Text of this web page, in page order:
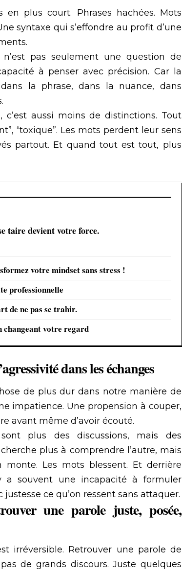
en plus court. Phrases hachées. Mots
syntaxe qui s’effondre au profit d’une
n’est pas seulement une question de
à penser avec précision. Car la
la phrase, dans la nuance, dans
c’est aussi moins de distinctions. Tout
“toxique”. Les mots perdent leur sens
partout. Et quand tout est tout, plus
taire devient votre force.
votre mindset sans stress !
professionnelle
de ne pas se trahir.
changeant votre regard
dans les échanges
de plus dur dans notre manière de
impatience. Une propension à couper,
avant même d’avoir écouté.
plus des discussions, mais des
plus à comprendre l’autre, mais
monte. Les mots blessent. Et derrière
a souvent une incapacité à formuler
ce qu’on ressent sans attaquer.
une parole juste, posée,
irréversible. Retrouver une parole de
de grands discours. Juste quelques